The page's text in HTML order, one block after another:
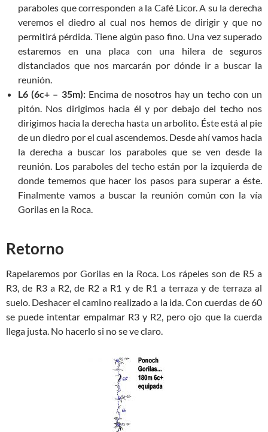
paraboles que corresponden a la Café Licor. A su la derecha
veremos el diedro al cual nos hemos de dirigir y que no
permitirá pérdida. Tiene algún paso fino. Una vez superado
estaremos en una placa con una hilera de seguros
distanciados que nos marcarán por dónde ir a buscar la
reunión.
L6 (6c+ – 35m):Encima de nosotros hay un techo con un
pitón. Nos dirigimos hacia él y por debajo del techo nos
dirigimos hacia la derecha hasta un arbolito. Éste está al pie
de un diedro por el cual ascendemos. Desde ahí vamos hacia
la derecha a buscar los paraboles que se ven desde la
reunión. Los paraboles del techo están por la izquierda de
donde tememos que hacer los pasos para superar a éste.
Finalmente vamos a buscar la reunión común con la vía
Gorilas en la Roca.
Retorno
Rapelaremos por Gorilas en la Roca. Los rápeles son de R5 a
R3, de R3 a R2, de R2 a R1 y de R1 a terraza y de terraza al
suelo. Deshacer el camino realizado a la ida. Con cuerdas de 60
se puede intentar empalmar R3 y R2, pero ojo que la cuerda
llega justa. No hacerlo si no se ve claro.